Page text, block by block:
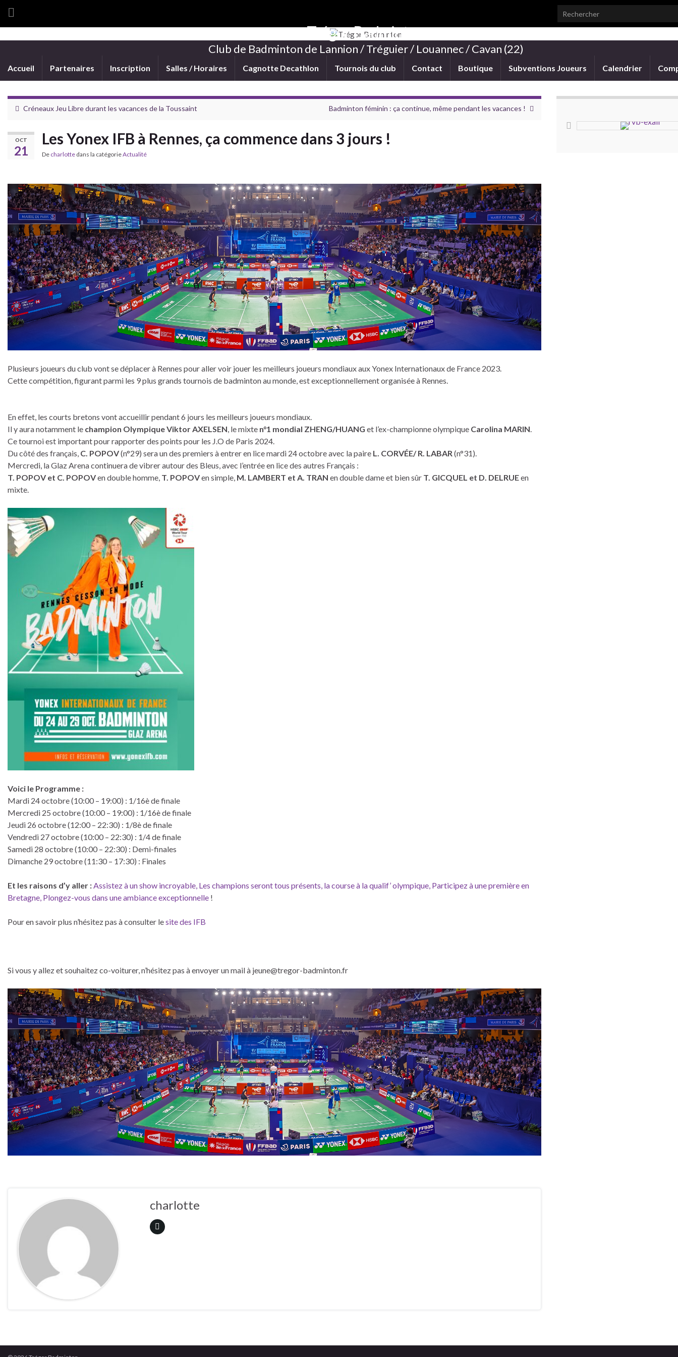
Search for:
Trégor Badminton
Club de Badminton de Lannion / Tréguier / Louannec / Cavan (22)
Accueil Partenaires Inscription Salles / Horaires Cagnotte Decathlon Tournois du club Contact Boutique Subventions Joueurs Calendrier
Créneaux Jeu Libre durant les vacances de la Toussaint Badminton féminin : ça continue, même pendant les vacances !
OCT
21
Les Yonex IFB à Rennes, ça commence dans 3 jours !
De charlotte dans la catégorieActualité
Plusieurs joueurs du club vont se déplacer à Rennes pour aller voir jouer les meilleurs joueurs mondiaux aux Yonex Internationaux de France 2023.
Cette compétition, figurant parmi les 9 plus grands tournois de badminton au monde, est exceptionnellement organisée à Rennes.
En effet, les courts bretons vont accueillir pendant 6 jours les meilleurs joueurs mondiaux.
Il y aura notamment le champion Olympique Viktor AXELSEN, le mixte n°1 mondial ZHENG/HUANG et l’ex-championne olympique Carolina MARIN.
Ce tournoi est important pour rapporter des points pour les J.O de Paris 2024.
Du côté des français, C. POPOV(n°29) sera un des premiers à entrer en lice mardi 24 octobre avec la paire L. CORVÉE/ R. LABAR (n°31).
Mercredi, la Glaz Arena continuera de vibrer autour des Bleus, avec l’entrée en lice des autres Français :
T. POPOV et C. POPOVen double homme, T. POPOVen simple, M. LAMBERT et A. TRAN en double dame et bien sûr T. GICQUEL et D. DELRUEen
mixte.
Voici le Programme :
Mardi 24 octobre (10:00 – 19:00) : 1/16è de finale
Mercredi 25 octobre (10:00 – 19:00) : 1/16è de finale
Jeudi 26 octobre (12:00 – 22:30) : 1/8è de finale
Vendredi 27 octobre (10:00 – 22:30) : 1/4 de finale
Samedi 28 octobre (10:00 – 22:30) : Demi-finales
Dimanche 29 octobre (11:30 – 17:30) : Finales
Et les raisons d’y aller :Assistez à un show incroyable, Les champions seront tous présents, la course à la qualif’ olympique, Participez à une première en
Bretagne, Plongez-vous dans une ambiance exceptionnelle !
Pour en savoir plus n’hésitez pas à consulter lesite des IFB
Si vous y allez et souhaitez co-voiturer, n’hésitez pas à envoyer un mail à jeune@tregor-badminton.fr
charlotte